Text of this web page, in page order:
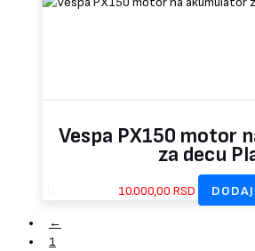
Vespa PX150 motor
za decu
10.000,00 RSD
←
1